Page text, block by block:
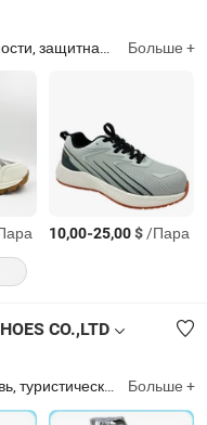
Сапоги безопасности, обувь безопасности, защитная обувь, рабочие туфли Больше +
10,00-25,00$/Пара
CO.,LTD
Спортивная обувь, повседневная обувь, туристическая обувь, школьная обувь, кроссовки, водные обувь, уличная обувь, скейтбордическая обувь, обувь из ПВХ, беговая обувь Больше +